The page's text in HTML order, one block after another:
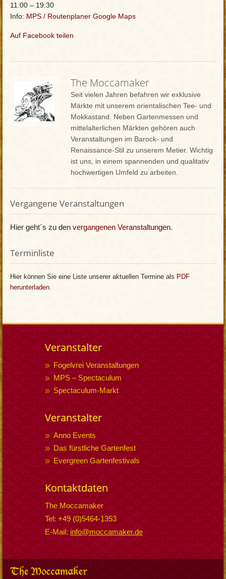
11:00 – 19:30
Info: MPS / Routenplaner Google Maps
Auf Facebook teilen
The Moccamaker
Seit vielen Jahren befahren wir exklusive
Märkte mit unserem orientalischen Tee- und
Mokkastand. Neben Gartenmessen und
mittelalterlichen Märkten gehören auch
Veranstaltungen im Barock- und
Renaissance-Stil zu unserem Metier. Wichtig
ist uns, in einem spannenden und qualitativ
hochwertigen Umfeld zu arbeiten.
Vergangene Veranstaltungen
Hier geht´s zu den vergangenen Veranstaltungen.
Terminliste
Hier können Sie eine Liste unserer aktuellen Termine als PDF
herunterladen.
Veranstalter
Fogelvrei Veranstaltungen
MPS – Spectaculum
Spectaculum-Markt
Veranstalter
Anno Events
Das fürstliche Gartenfest
Evergreen Gartenfestivals
Kontaktdaten
The Moccamaker
Tel: +49 (0)5464-1353
E-Mail: info@moccamaker.de